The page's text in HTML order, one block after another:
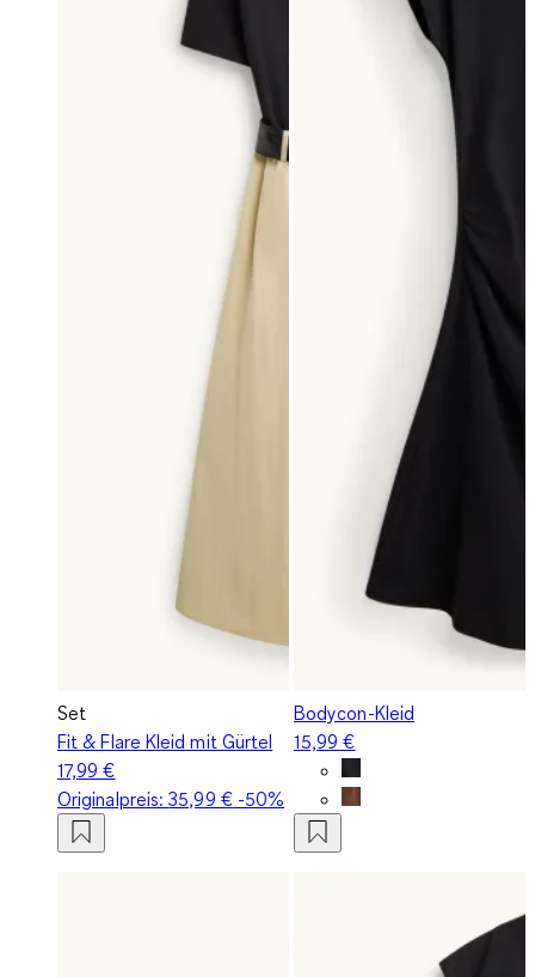
Set
Fit & Flare Kleid mit Gürtel
17,99 €
Originalpreis:35,99 €-50%
Bodycon-Kleid
15,99 €